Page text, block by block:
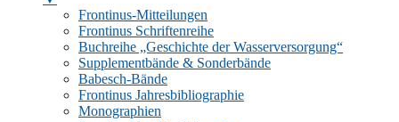
Frontinus-Mitteilungen
Frontinus Schriftenreihe
Buchreihe „Geschichte der Wasserversorgung“
Supplementbände & Sonderbände
Babesch-Bände
Frontinus Jahresbibliographie
Monographien